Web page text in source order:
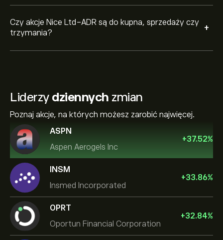
Czy akcje Nice Ltd-ADR są do kupna, sprzedaży czy
trzymania?
+
Liderzy dziennych zmian
Poznaj akcje, na których możesz zarobić najwięcej.
ASPN
Aspen Aerogels Inc
+37.52%
INSM
Insmed Incorporated
+33.86%
OPRT
Oportun Financial Corporation
+32.84%